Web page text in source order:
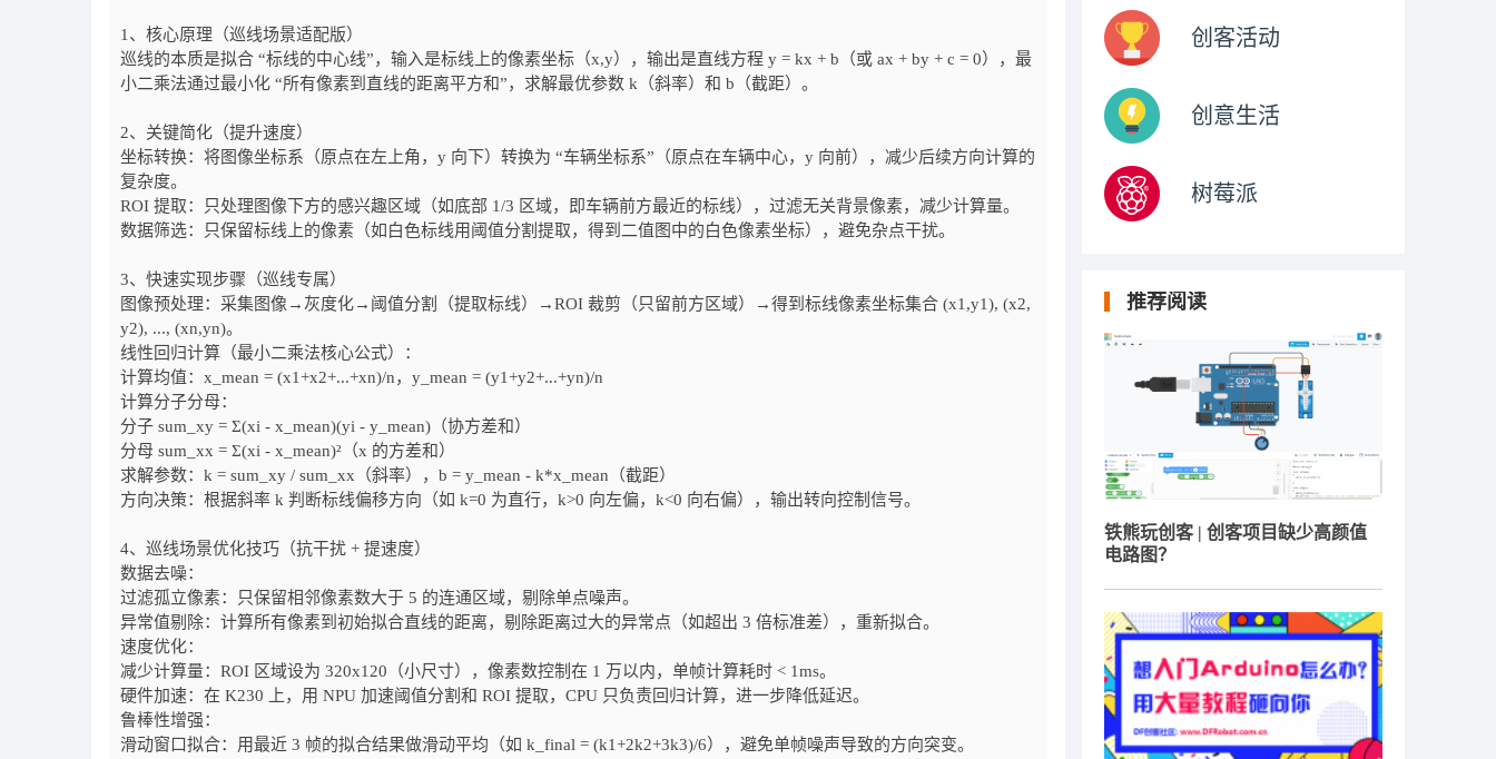
1、核心原理（巡线场景适配版）
巡线的本质是拟合 “标线的中心线”，输入是标线上的像素坐标（x,y），输出是直线方程 y = kx + b（或 ax + by + c = 0），最
小二乘法通过最小化 “所有像素到直线的距离平方和”，求解最优参数 k（斜率）和 b（截距）。
2、关键简化（提升速度）
坐标转换：将图像坐标系（原点在左上角，y 向下）转换为 “车辆坐标系”（原点在车辆中心，y 向前），减少后续方向计算的
复杂度。
ROI 提取：只处理图像下方的感兴趣区域（如底部 1/3 区域，即车辆前方最近的标线），过滤无关背景像素，减少计算量。
数据筛选：只保留标线上的像素（如白色标线用阈值分割提取，得到二值图中的白色像素坐标），避免杂点干扰。
3、快速实现步骤（巡线专属）
图像预处理：采集图像→灰度化→阈值分割（提取标线）→ROI 裁剪（只留前方区域）→得到标线像素坐标集合 (x1,y1), (x2,
y2), ..., (xn,yn)。
线性回归计算（最小二乘法核心公式）：
计算均值：x_mean = (x1+x2+...+xn)/n，y_mean = (y1+y2+...+yn)/n
计算分子分母：
分子 sum_xy = Σ(xi - x_mean)(yi - y_mean)（协方差和）
分母 sum_xx = Σ(xi - x_mean)²（x 的方差和）
求解参数：k = sum_xy / sum_xx（斜率），b = y_mean - k*x_mean（截距）
方向决策：根据斜率 k 判断标线偏移方向（如 k=0 为直行，k>0 向左偏，k<0 向右偏），输出转向控制信号。
4、巡线场景优化技巧（抗干扰 + 提速度）
数据去噪：
过滤孤立像素：只保留相邻像素数大于 5 的连通区域，剔除单点噪声。
异常值剔除：计算所有像素到初始拟合直线的距离，剔除距离过大的异常点（如超出 3 倍标准差），重新拟合。
速度优化：
减少计算量：ROI 区域设为 320x120（小尺寸），像素数控制在 1 万以内，单帧计算耗时 < 1ms。
硬件加速：在 K230 上，用 NPU 加速阈值分割和 ROI 提取，CPU 只负责回归计算，进一步降低延迟。
鲁棒性增强：
滑动窗口拟合：用最近 3 帧的拟合结果做滑动平均（如 k_final = (k1+2k2+3k3)/6），避免单帧噪声导致的方向突变。
创客活动
创意生活
树莓派
推荐阅读
铁熊玩创客 | 创客项目缺少高颜值
电路图？